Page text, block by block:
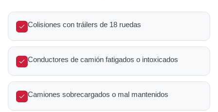
Colisiones con tráilers de 18 ruedas
Conductores de camión fatigados o intoxicados
Camiones sobrecargados o mal mantenidos